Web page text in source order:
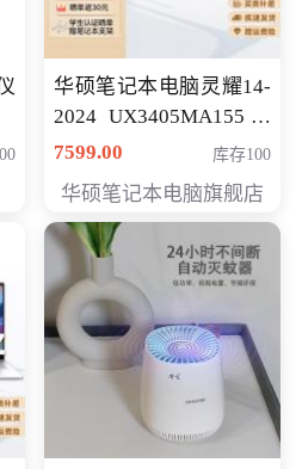
华硕笔记本电脑灵耀14-
2024 UX3405MA155冰
川银 oled 智慧轻薄本 会
7599.00 库存100
华硕笔记本电脑旗舰店